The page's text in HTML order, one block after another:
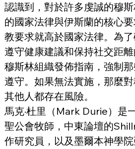
認識到，對於許多虔誠的穆
的國家法律與伊斯蘭的核心
教要求就高於國家法律。為
遵守健康建議和保持社交距
穆斯林組織發佈指南，強制
遵守。如果無法實施，那麼
其他人都存在風險。
馬克·杜里（Mark Durie）是
聖公會牧師，中東論壇的
作研究員，以及墨爾本神學